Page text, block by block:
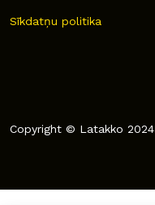
Sīkdatņu politika
Copyright © Latakko 2024